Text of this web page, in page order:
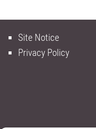
Site Notice
Privacy Policy